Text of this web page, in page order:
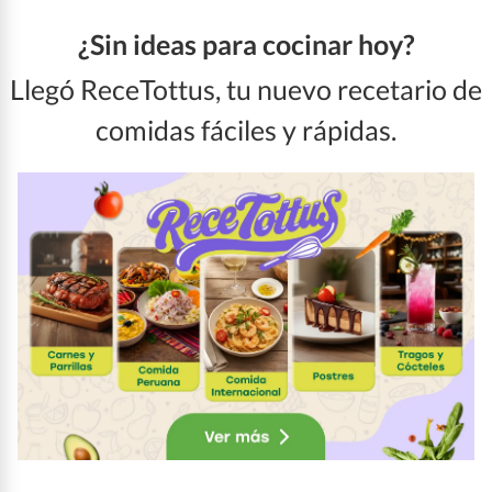
¿Sin ideas para cocinar hoy?
Llegó ReceTottus, tu nuevo recetario de
comidas fáciles y rápidas.